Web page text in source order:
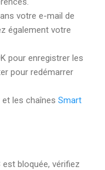
votre e-mail de
également votre
pour enregistrer les
pour redémarrer
les chaînes Smart
est bloquée, vérifiez